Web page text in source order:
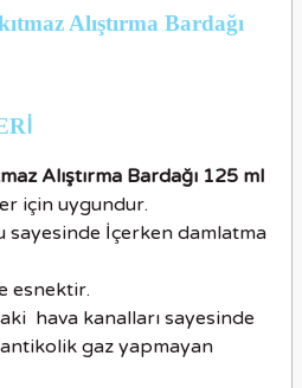
Alıştırma Bardağı
İ
Alıştırma Bardağı 125 ml
için uygundur.
sayesinde İçerken damlatma
esnektir.
hava kanalları sayesinde
antikolik gaz yapmayan